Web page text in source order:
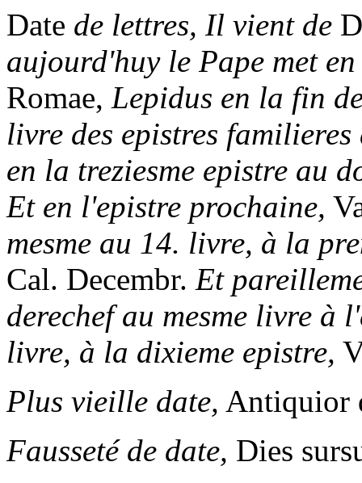
Date de lettres, Il vient de
aujourd'huy le Pape met
Romae, Lepidus en la fin
livre des epistres
en la treziesme epistre au
Et en l'epistre prochaine,
mesme au 14. livre, à la
Cal. Decembr. Et
derechef au mesme livre à
livre, à la dixieme epistre,
Plus vieille date, Antiquior
Fausseté de date, Dies